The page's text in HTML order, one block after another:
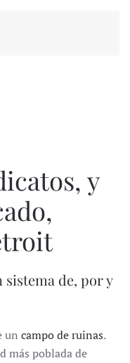
y
sistema de, por y
un campo de ruinas.
más poblada de